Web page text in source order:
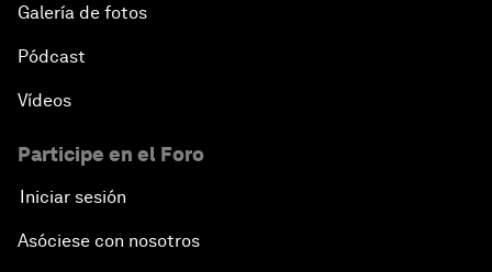
Galería de fotos
Pódcast
Vídeos
Participe en el Foro
Iniciar sesión
Asóciese con nosotros